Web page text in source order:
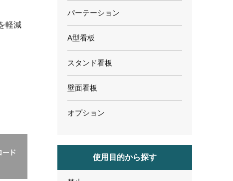
軽減
パーテーション
A型看板
スタンド看板
壁面看板
オプション
使用目的から探す